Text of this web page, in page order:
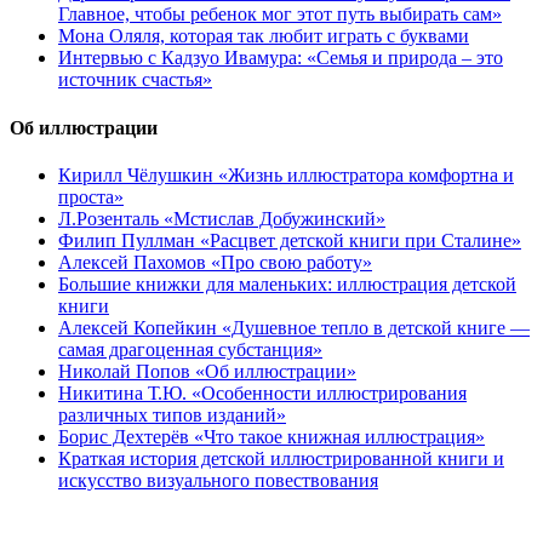
Главное, чтобы ребенок мог этот путь выбирать сам»
Мона Оляля, которая так любит играть с буквами
Интервью с Кадзуо Ивамура: «Семья и природа – это
источник счастья»
Об иллюстрации
Кирилл Чёлушкин «Жизнь иллюстратора комфортна и
проста»
Л.Розенталь «Мстислав Добужинский»
Филип Пуллман «Расцвет детской книги при Сталине»
Алексей Пахомов «Про свою работу»
Большие книжки для маленьких: иллюстрация детской
книги
Алексей Копейкин «Душевное тепло в детской книге —
самая драгоценная субстанция»
Николай Попов «Об иллюстрации»
Никитина Т.Ю. «Особенности иллюстрирования
различных типов изданий»
Борис Дехтерёв «Что такое книжная иллюстрация»
Краткая история детской иллюстрированной книги и
искусство визуального повествования